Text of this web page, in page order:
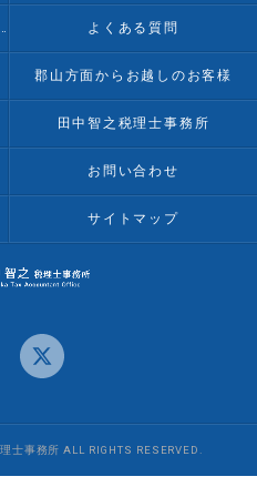
奈良の税理士･田中智之税理士事務所のお客様の声 よくある質問
郡山方面からお越しのお客様
田中智之税理士事務所
お問い合わせ
サイトマップ
士事務所 ALL RIGHTS RESERVED.